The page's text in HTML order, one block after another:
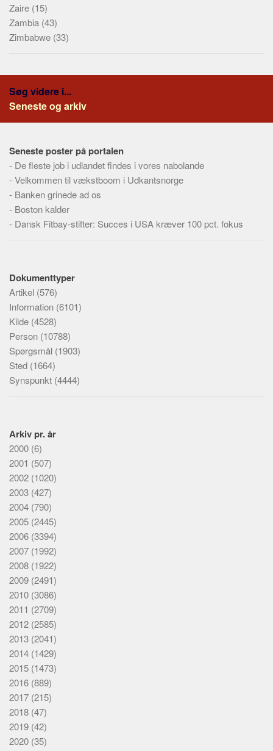
Zaire (15)
Zambia (43)
Zimbabwe (33)
Søg videre i...
Seneste og arkiv
Seneste poster på portalen
- De fleste job i udlandet findes i vores nabolande
-Velkommen til vækstboom i Udkantsnorge
- Banken grinede ad os
- Boston kalder
- Dansk Fitbay-stifter: Succes i USA kræver 100 pct. fokus
Dokumenttyper
Artikel (576)
Information (6101)
Kilde (4528)
Person (10788)
Spørgsmål (1903)
Sted (1664)
Synspunkt (4444)
Arkiv pr. år
2000 (6)
2001 (507)
2002 (1020)
2003 (427)
2004 (790)
2005 (2445)
2006 (3394)
2007 (1992)
2008 (1922)
2009 (2491)
2010 (3086)
2011 (2709)
2012 (2585)
2013 (2041)
2014 (1429)
2015 (1473)
2016 (889)
2017 (215)
2018 (47)
2019 (42)
2020 (35)